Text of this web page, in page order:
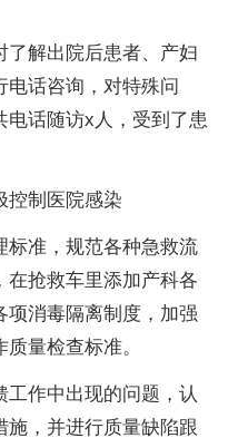
了解出院后患者、产妇
电话咨询，对特殊问
电话随访x人，受到了患
控制医院感染
标准，规范各种急救流
在抢救车里添加产科各
项消毒隔离制度，加强
量检查标准。
作中出现的问题，认
施，并进行质量缺陷跟